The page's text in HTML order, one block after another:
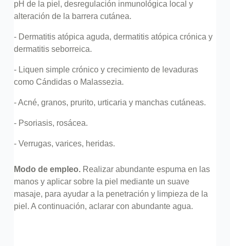
pH de la piel, desregulación inmunológica local y
alteración de la barrera cutánea.
- Dermatitis atópica aguda, dermatitis atópica crónica y
dermatitis seborreica.
- Liquen simple crónico y crecimiento de levaduras
como Cándidas o Malassezia.
- Acné, granos, prurito, urticaria y manchas cutáneas.
- Psoriasis, rosácea.
- Verrugas, varices, heridas.
Modo de empleo. Realizar abundante espuma en las
manos y aplicar sobre la piel mediante un suave
masaje, para ayudar a la penetración y limpieza de la
piel. A continuación, aclarar con abundante agua.